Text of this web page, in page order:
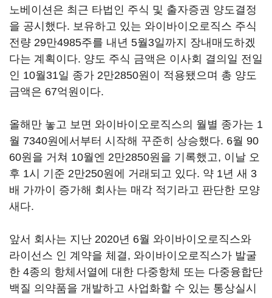
노베이션은 최근 타법인 주식 및 출자증권 양도결정
을 공시했다. 보유하고 있는 와이바이오로직스 주식
전량 29만4985주를 내년 5월3일까지 장내매도하겠
다는 계획이다. 양도 주식 금액은 이사회 결의일 전일
인 10월31일 종가 2만2850원이 적용됐으며 총 양도
금액은 67억원이다.
올해만 놓고 보면 와이바이오로직스의 월별 종가는 1
월 7340원에서부터 시작해 꾸준히 상승했다. 6월 90
60원을 거쳐 10월엔 2만2850원을 기록했고, 이날 오
후 1시 기준 2만250원에 거래되고 있다. 약 1년 새 3
배 가까이 증가해 회사는 매각 적기라고 판단한 모양
새다.
앞서 회사는 지난 2020년 6월 와이바이오로직스와
라이선스 인 계약을 체결, 와이바이오로직스가 발굴
한 4종의 항체서열에 대한 다중항체 또는 다중융합단
백질 의약품을 개발하고 사업화할 수 있는 통상실시